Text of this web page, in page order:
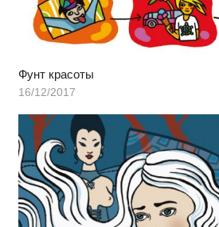
Фунт красоты
16/12/2017